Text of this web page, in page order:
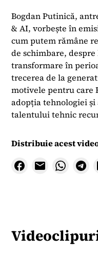
Bogdan Putinică,
& AI, vorbește în
cum putem rămâne
de schimbare,
transformare în
trecerea de la
motivele pentru care
adopția tehnologiei
talentului tehnic
Distribuie acest